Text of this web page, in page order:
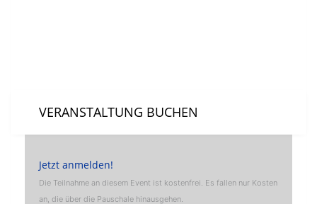
VERANSTALTUNG BUCHEN
Jetzt anmelden!
Die Teilnahme an diesem Event ist kostenfrei. Es fallen nur Kosten
an, die über die Pauschale hinausgehen.